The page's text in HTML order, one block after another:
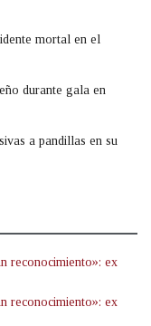
mortal en el
durante gala en
a pandillas en su
reconocimiento»: ex
reconocimiento»: ex